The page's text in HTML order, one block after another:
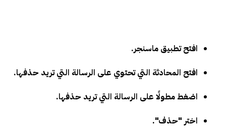
افتح تطبيق ماسنجر.
افتح المحادثة التي تحتوي على الرسالة التي تريد حذفها.
اضغط مطولًا على الرسالة التي تريد حذفها.
اختر "حذف".